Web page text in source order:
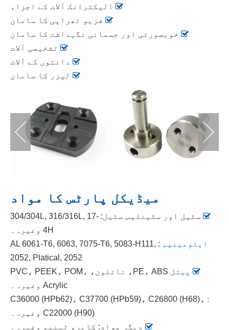
 الیکٹرانک آلات کے اجزاء
 فزیو تھراپی کا سامان
 خوبصورتی اور جسمانی نگہداشت کا سامان
 تشخیصی آلات
 دانتوں کے آلات
 لیزر کا سامان
میڈیکل پارٹس کا مواد

سٹیل اور سٹینلیس سٹیل: 304/304L, 316/316L, 17-
4H وغیرہ۔
ایلومینیم
: AL 6061-T6, 6063, 7075-T6, 5083-H111,
2052, Platical, 2052
 پیتل
PE، ABS، نائلون، PVC، PEEK، POM،
Acrylic وغیرہ۔
: C36000 (HPb62)، C37700 (HPb59)، C26800 (H68)،
C22000 (H90) وغیرہ۔
 دیگر مواد: کاپر، ٹینیم وغیرہ۔